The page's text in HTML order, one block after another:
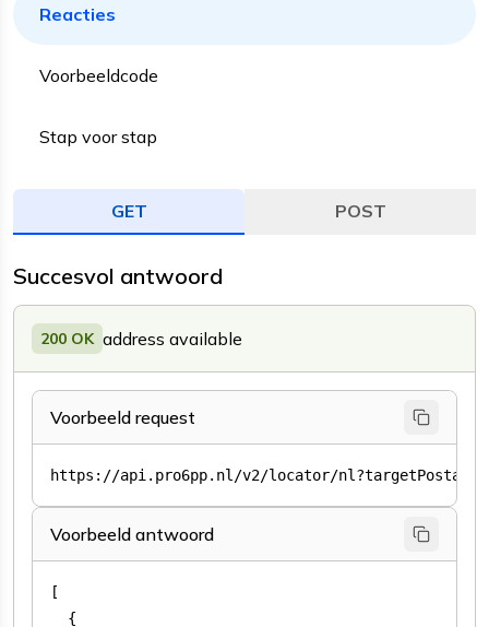
Reacties
Voorbeeldcode
Stap voor stap
GET POST
Succesvol antwoord
200 OK address available
Voorbeeld request
Voorbeeld antwoord